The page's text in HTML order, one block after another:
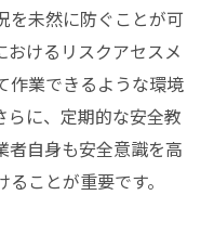
を未然に防ぐことが可
けるリスクアセスメ
作業できるような環境
らに、定期的な安全教
者自身も安全意識を高
ことが重要です。